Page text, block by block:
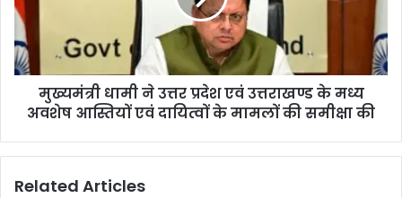
मुख्यमंत्री धामी ने उत्तर प्रदेश एवं उत्तराखण्ड के मध्य
अवशेष आस्तियों एवं दायित्वों के मामलों की समीक्षा की
Related Articles